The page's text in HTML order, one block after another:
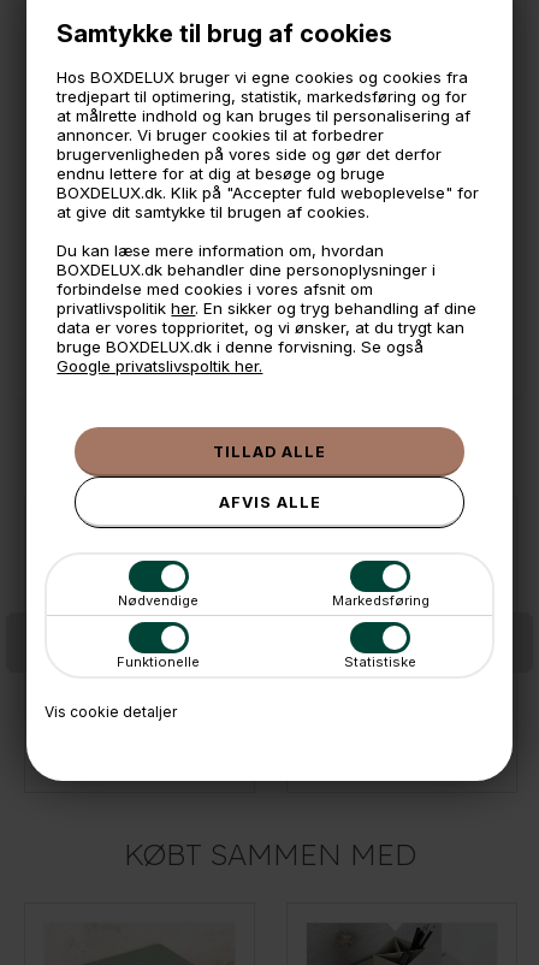
Samtykke til brug af cookies
Hos BOXDELUX bruger vi egne cookies og cookies fra
tredjepart til optimering, statistik, markedsføring og for
at målrette indhold og kan bruges til personalisering af
annoncer. Vi bruger cookies til at forbedrer
brugervenligheden på vores side og gør det derfor
endnu lettere for at dig at besøge og bruge
BOXDELUX.dk. Klik på "Accepter fuld weboplevelse" for
at give dit samtykke til brugen af cookies.
Du kan læse mere information om, hvordan
BOXDELUX.dk behandler dine personoplysninger i
forbindelse med cookies i vores afsnit om
privatlivspolitikher. En sikker og tryg behandling af dine
data er vores topprioritet, og vi ønsker, at du trygt kan
bruge BOXDELUX.dk i denne forvisning. Se også
Google privatslivspoltik her.
Nødvendige Markedsføring
Funktionelle Statistiske
Vis cookie detaljer
*Videoen viser produktet i sort
🕚 Bestil inden 11 & vi sender samme dag på hverdage
🧺 Kan du lægge varen i kurven, er den på lager
🌟 4,9 med over 1200 anmeldelser ★★★★★
💳 Betal med
📱 Kundeservice 50446800 (9-12)
Kundeservicemail@boxdelux.dk(24/7)
ANDRE IDÉER
KØBT SAMMEN MED